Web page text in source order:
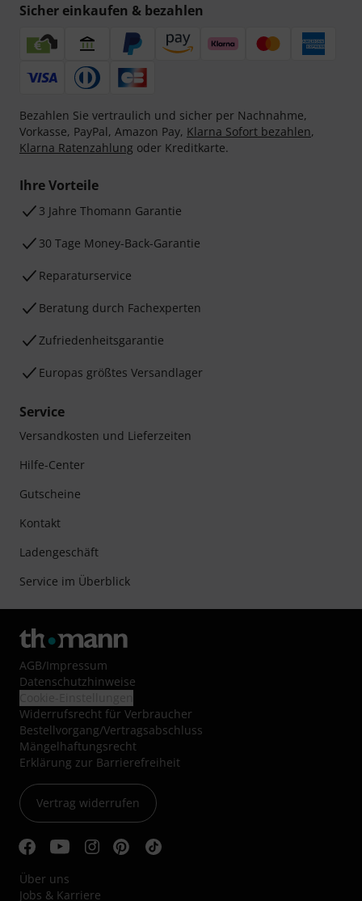
Sicher einkaufen & bezahlen
Bezahlen Sie vertraulich und sicher per Nachnahme,
Vorkasse, PayPal, Amazon Pay, Klarna Sofort bezahlen,
Klarna Ratenzahlung oder Kreditkarte.
Ihre Vorteile
3 Jahre Thomann Garantie
30 Tage Money-Back-Garantie
Reparaturservice
Beratung durch Fachexperten
Zufriedenheitsgarantie
Europas größtes Versandlager
Service
Versandkosten und Lieferzeiten
Hilfe-Center
Gutscheine
Kontakt
Ladengeschäft
Service im Überblick
AGB/Impressum
Datenschutzhinweise
Widerrufsrecht für Verbraucher
Bestellvorgang/Vertragsabschluss
Mängelhaftungsrecht
Erklärung zur Barrierefreiheit
Vertrag widerrufen
Über uns
Jobs & Karriere